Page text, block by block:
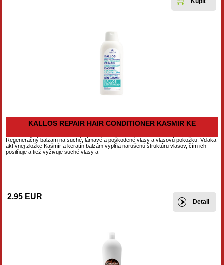
KALLOS REPAIR HAIR CONDITIONER KASMIR KE
Regeneračný balzam na suché, lámavé a poškodené vlasy a vlasovú pokožku. Vďaka
aktívnej zložke Kašmír a keratín balzám vypĺňa narušenú štruktúru vlasov, čím ich
posilňuje a tiež vyživuje suché vlasy a
2.95 EUR
Detail